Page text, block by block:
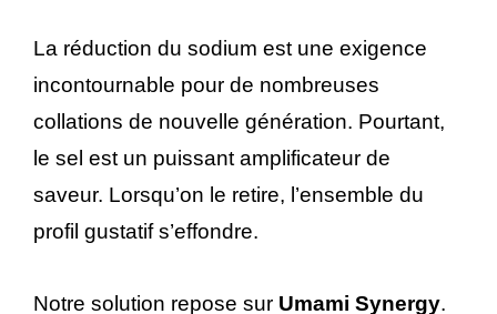
La réduction du sodium est une exigence
incontournable pour de nombreuses
collations de nouvelle génération. Pourtant,
le sel est un puissant amplificateur de
saveur. Lorsqu’on le retire, l’ensemble du
profil gustatif s’effondre.
Notre solution repose sur Umami Synergy.